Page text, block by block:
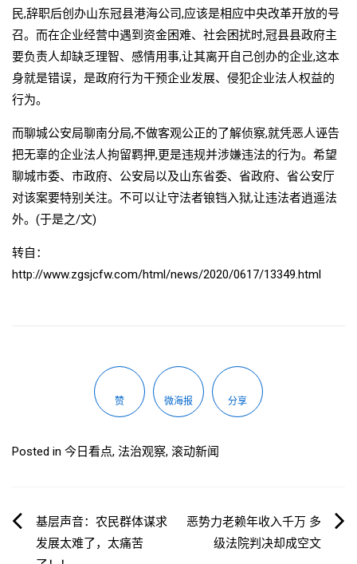
民,辞职后创办山东冠县港海公司,应该是相应中央改革开放的号
召。而在企业经营中遇到资金困难、社会困扰时,冠县县政府主
要负责人却缺乏理智、感情用事,让其离开自己创办的企业,这本
身就是错误，是政府行为干预企业发展、侵犯企业法人权益的
行为。
而聊城公安局聊南分局,不做客观公正的了解侦察,就凭恶人诬告
把无辜的企业法人拘留羁押,更是违规并涉嫌违法的行为。希望
聊城市委、市政府、公安局以及山东省委、省政府、省公安厅
对该案要特别关注。不可以让守法者锒铛入狱,让违法者逍遥法
外。(于是之/文)
转自：
http://www.zgsjcfw.com/html/news/2020/0617/13349.html
赞 微海报 分享
Posted in 今日看点, 法治观察, 滚动新闻
文
基层声音：农民群体谋求
发展太难了，太痛苦
恶势力老赖年收入千万 多
级法院判决却成空文